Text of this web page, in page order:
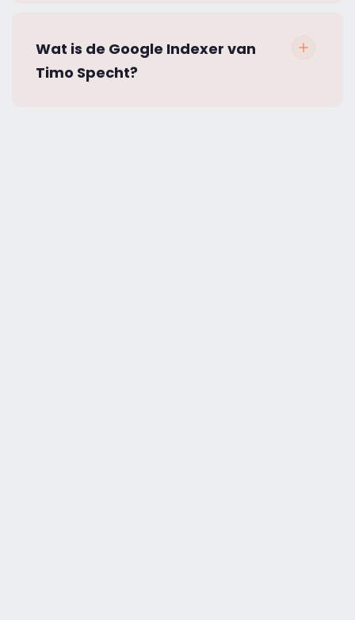
Wat is de Google Indexer van
Timo Specht?